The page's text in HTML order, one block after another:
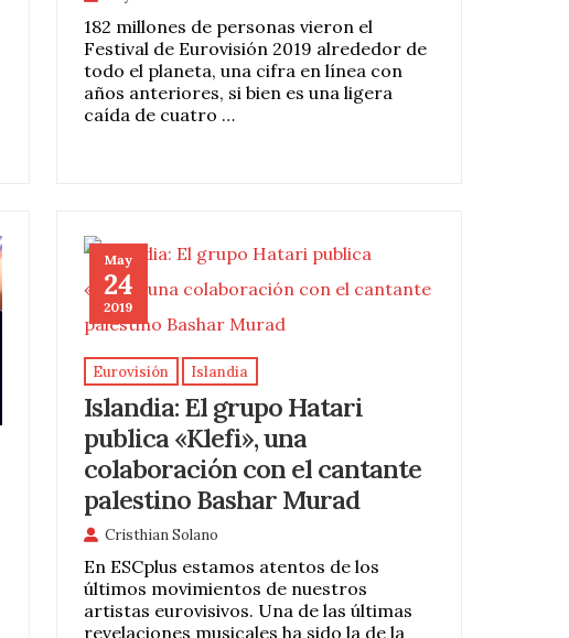
182 millones de personas vieron el
Festival de Eurovisión 2019 alrededor de
todo el planeta, una cifra en línea con
años anteriores, si bien es una ligera
caída de cuatro …
May
24
2019
Eurovisión Islandia
Islandia: El grupo Hatari
publica «Klefi», una
colaboración con el cantante
palestino Bashar Murad
Cristhian Solano
En ESCplus estamos atentos de los
últimos movimientos de nuestros
artistas eurovisivos. Una de las últimas
revelaciones musicales ha sido la de la